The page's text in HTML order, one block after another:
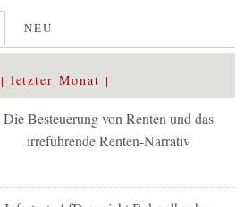
NEU
letzter Monat
Die Besteuerung von Renten und das
irreführende Renten-Narrativ